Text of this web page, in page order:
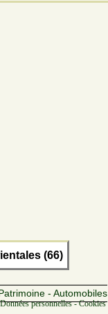
(66)
- Automobiles
Données personnelles -